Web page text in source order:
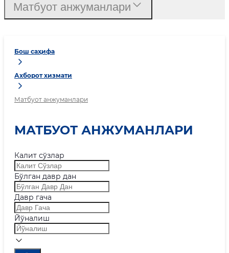
Бош саҳифа
Ахборот хизмати
Матбуот анжуманлари
МАТБУОТ АНЖУМАНЛАРИ
Калит сўзлар
Бўлган давр дан
Давр гача
Йўналиш
Матбуот анжуманлари